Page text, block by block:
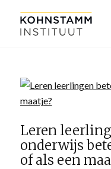
Leren
onderwijs
of als een